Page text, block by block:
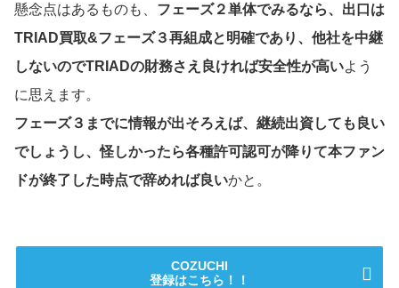
懸念点はあるものも、 フェーズ２単体でみるなら、出口は
TRIAD買取&フェーズ３再組成と明確であり、他社を中継
しないのでTRIADの財務さえ良ければ安全性が高いよう
に思えます。
フェーズ３までに情報が出そろえば、継続出資しても良い
でしょうし、怪しかったら各種許可認可が降りて本ファン
ドが終了した時点で辞めれば良いかと。
COZUCHI
登録はこちら！！